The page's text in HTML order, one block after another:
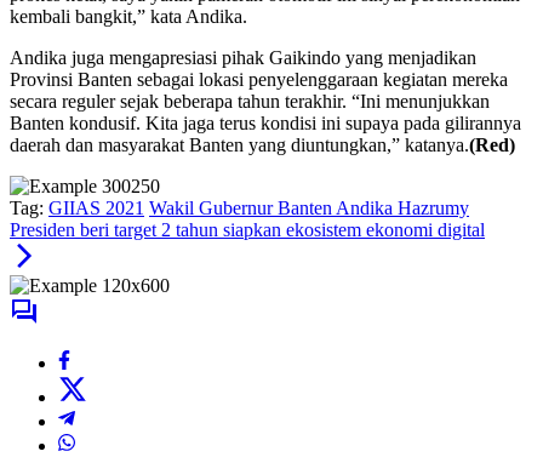
kembali bangkit,” kata Andika.
Andika juga mengapresiasi pihak Gaikindo yang menjadikan
Provinsi Banten sebagai lokasi penyelenggaraan kegiatan mereka
secara reguler sejak beberapa tahun terakhir. “Ini menunjukkan
Banten kondusif. Kita jaga terus kondisi ini supaya pada gilirannya
daerah dan masyarakat Banten yang diuntungkan,” katanya.(Red)
Tag: GIIAS 2021 Wakil Gubernur Banten Andika Hazrumy
Presiden beri target 2 tahun siapkan ekosistem ekonomi digital